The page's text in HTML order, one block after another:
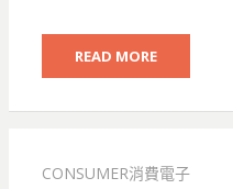
READ MORE
CONSUMER消費電子